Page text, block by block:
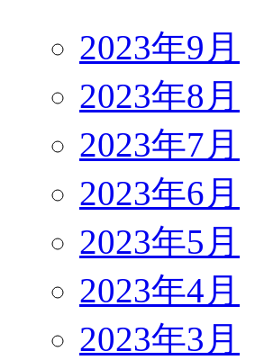
2023年9月
2023年8月
2023年7月
2023年6月
2023年5月
2023年4月
2023年3月